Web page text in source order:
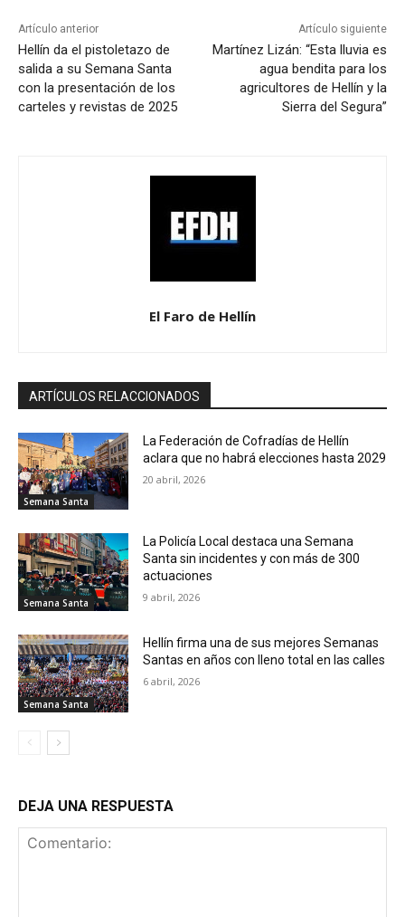
Artículo anterior
Hellín da el pistoletazo de
salida a su Semana Santa
con la presentación de los
carteles y revistas de 2025
Artículo siguiente
Martínez Lizán: “Esta lluvia es
agua bendita para los
agricultores de Hellín y la
Sierra del Segura”
El Faro de Hellín
ARTÍCULOS RELACCIONADOS
Semana Santa
La Federación de Cofradías de Hellín
aclara que no habrá elecciones hasta 2029
20 abril, 2026
Semana Santa
La Policía Local destaca una Semana
Santa sin incidentes y con más de 300
actuaciones
9 abril, 2026
Semana Santa
Hellín firma una de sus mejores Semanas
Santas en años con lleno total en las calles
6 abril, 2026
DEJA UNA RESPUESTA